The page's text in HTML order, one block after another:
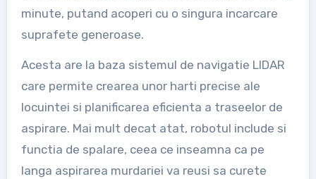
minute, putand acoperi cu o singura incarcare
suprafete generoase.
Acesta are la baza sistemul de navigatie LIDAR
care permite crearea unor harti precise ale
locuintei si planificarea eficienta a traseelor de
aspirare. Mai mult decat atat, robotul include si
functia de spalare, ceea ce inseamna ca pe
langa aspirarea murdariei va reusi sa curete